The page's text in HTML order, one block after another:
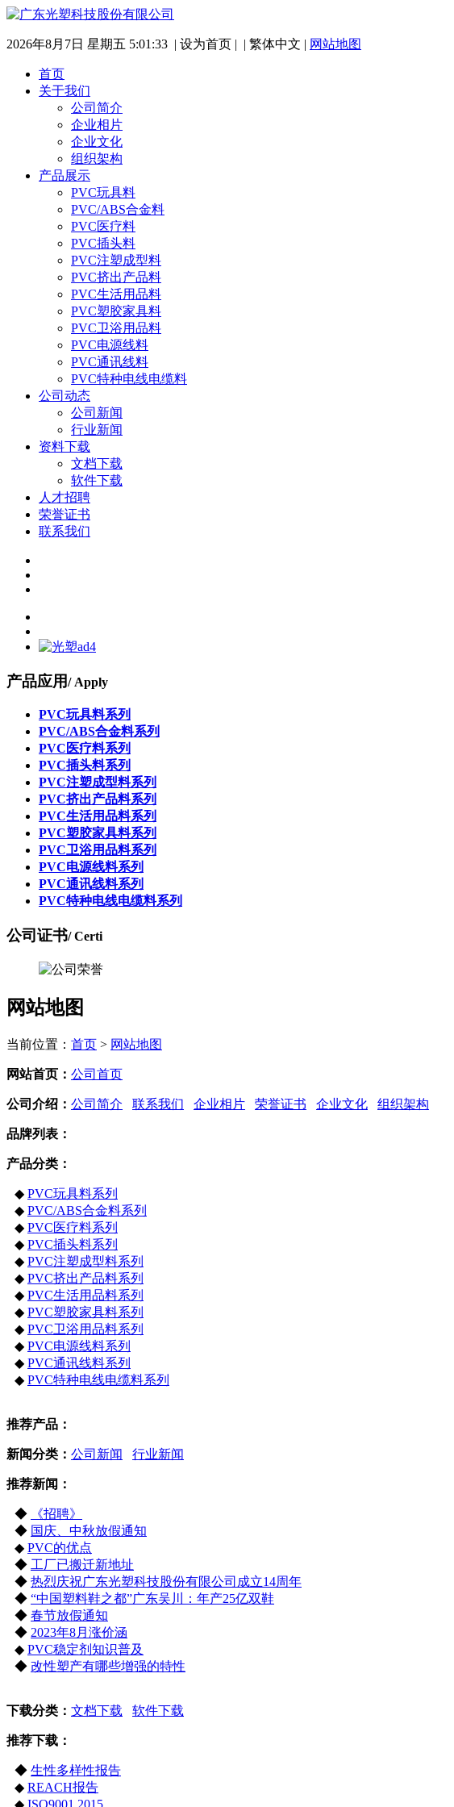
2026年8月7日 星期五 5:01:33 | 设为首页 | | 繁体中文 | 网站地图
首页
关于我们
公司简介
企业相片
企业文化
组织架构
产品展示
PVC玩具料
PVC/ABS合金料
PVC医疗料
PVC插头料
PVC注塑成型料
PVC挤出产品料
PVC生活用品料
PVC塑胶家具料
PVC卫浴用品料
PVC电源线料
PVC通讯线料
PVC特种电线电缆料
公司动态
公司新闻
行业新闻
资料下载
文档下载
软件下载
人才招聘
荣誉证书
联系我们
产品应用/ Apply
PVC玩具料系列
PVC/ABS合金料系列
PVC医疗料系列
PVC插头料系列
PVC注塑成型料系列
PVC挤出产品料系列
PVC生活用品料系列
PVC塑胶家具料系列
PVC卫浴用品料系列
PVC电源线料系列
PVC通讯线料系列
PVC特种电线电缆料系列
公司证书/ Certi
网站地图
当前位置： 首页 > 网站地图
网站首页： 公司首页
公司介绍： 公司简介 联系我们 企业相片 荣誉证书 企业文化 组织架构
品牌列表：
产品分类：
◆ PVC玩具料系列
◆ PVC/ABS合金料系列
◆ PVC医疗料系列
◆ PVC插头料系列
◆ PVC注塑成型料系列
◆ PVC挤出产品料系列
◆ PVC生活用品料系列
◆ PVC塑胶家具料系列
◆ PVC卫浴用品料系列
◆ PVC电源线料系列
◆ PVC通讯线料系列
◆ PVC特种电线电缆料系列
推荐产品：
新闻分类： 公司新闻 行业新闻
推荐新闻：
◆
《招聘》
◆ 国庆、中秋放假通知
◆ PVC的优点
◆ 工厂已搬迁新地址
◆ 热烈庆祝广东光塑科技股份有限公司成立14周年
◆ “中国塑料鞋之都”广东吴川：年产25亿双鞋
◆ 春节放假通知
◆ 2023年8月涨价涵
◆ PVC稳定剂知识普及
◆ 改性塑产有哪些增强的特性
下载分类： 文档下载 软件下载
推荐下载：
◆ 生性多样性报告
◆ REACH报告
◆ ISO9001 2015